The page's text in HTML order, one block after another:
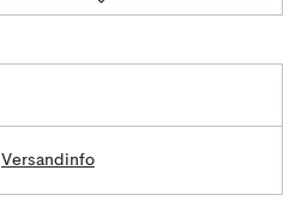
Versandinfo